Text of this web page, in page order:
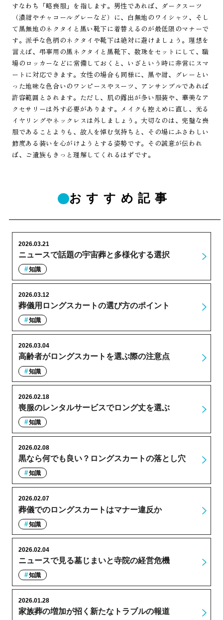
すなわち「略喪服」を指します。男性であれば、ダークスーツ
（濃紺やチャコールグレーなど）に、白無地のワイシャツ、そし
て黒無地のネクタイと黒い靴下に着替えるのが最低限のマナーで
す。派手な色柄のネクタイや靴下は絶対に避けましょう。理想を
言えば、弔事用の黒ネクタイと黒靴下、数珠をセットにして、職
場のロッカーなどに常備しておくと、いざという時に非常にスマ
ートに対応できます。女性の場合も同様に、黒や紺、グレーとい
った地味な色合いのワンピースやスーツ、アンサンブルであれば
許容範囲とされます。ただし、肌の露出が多い服装や、華美なア
クセサリーは外す必要があります。メイクも控えめに直し、光る
イヤリングやネックレスは外しましょう。大切なのは、完璧な喪
服であることよりも、故人を悼む気持ちと、その場にふさわしい
節度ある装いを心がけようとする姿勢です。その誠意が伝われ
ば、ご遺族もきっと理解してくれるはずです。
おすすめ記事
ニュースで話題の宇宙葬と多様化する選択
2026.03.21
知識
葬儀用ロングスカートの選び方のポイント
2026.03.12
知識
高齢者がロングスカートを選ぶ際の注意点
2026.03.04
知識
喪服のレンタルサービスでロング丈を選ぶ
2026.02.18
知識
黒なら何でも良い？ロングスカートの落とし穴
2026.02.08
知識
葬儀でのロングスカートはマナー違反か
2026.02.07
知識
ニュースで見る墓じまいと寺院の経営危機
2026.02.04
知識
家族葬の増加が招く新たなトラブルの報道
2026.01.28